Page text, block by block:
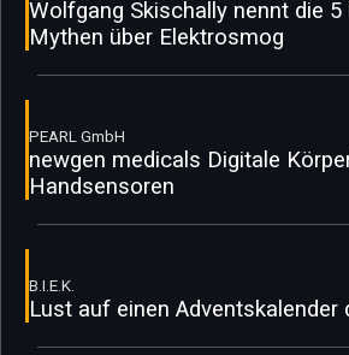
Wolfgang Skischally nennt die 5
Mythen über Elektrosmog
PEARL GmbH
newgen medicals Digitale
Handsensoren
B.I.E.K.
Lust auf einen Adventskalender